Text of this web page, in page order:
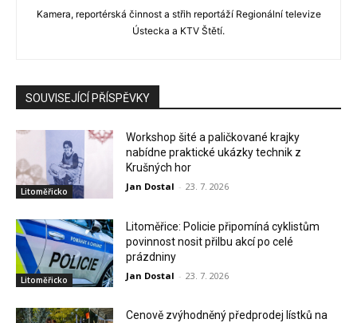
Kamera, reportérská činnost a střih reportáží Regionální televize
Ústecka a KTV Štětí.
SOUVISEJÍCÍ PŘÍSPĚVKY
Litoměřicko
Workshop šité a paličkované krajky
nabídne praktické ukázky technik z
Krušných hor
Jan Dostal - 23. 7. 2026
Litoměřicko
Litoměřice: Policie připomíná cyklistům
povinnost nosit přilbu akcí po celé
prázdniny
Jan Dostal - 23. 7. 2026
Cenově zvýhodněný předprodej lístků na